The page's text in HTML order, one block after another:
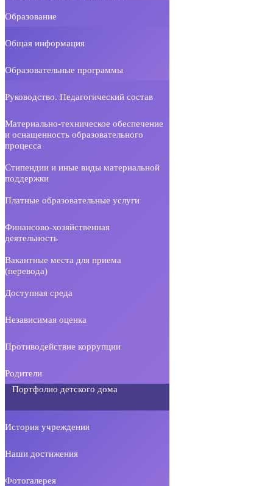
Образование
Общая информация
Образовательные программы
Руководство. Педагогический состав
Материально-техническое обеспечение
и оснащенность образовательного
процесса
Стипендии и иные виды материальной
поддержки
Платные образовательные услуги
Финансово-хозяйственная
деятельность
Вакантные места для приема
(перевода)
Доступная среда
Независимая оценка
Противодействие коррупции
Родители
Портфолио детского дома
История учреждения
Наши достижения
Фотогалерея